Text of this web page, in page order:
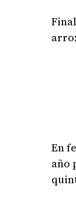
En
año